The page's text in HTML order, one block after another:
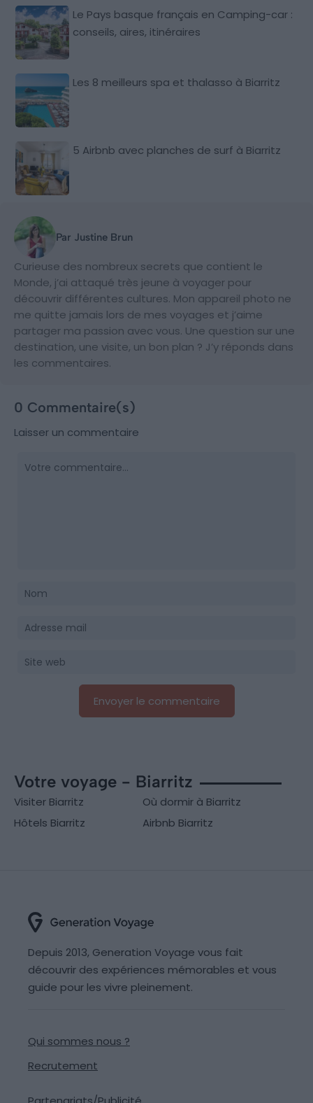
Le Pays basque français en Camping-car :
conseils, aires, itinéraires
Les 8 meilleurs spa et thalasso à Biarritz
5 Airbnb avec planches de surf à Biarritz
Par Justine Brun
Curieuse des nombreux secrets que contient le
Monde, j’ai attaqué très jeune à voyager pour
découvrir différentes cultures. Mon appareil photo ne
me quitte jamais lors de mes voyages et j’aime
partager ma passion avec vous. Une question sur une
destination, une visite, un bon plan ? J’y réponds dans
les commentaires.
0 Commentaire(s)
Laisser un commentaire
Votre voyage - Biarritz
Visiter Biarritz
Où dormir à Biarritz
Hôtels Biarritz
Airbnb Biarritz
Depuis 2013, Generation Voyage vous fait
découvrir des expériences mémorables et vous
guide pour les vivre pleinement.
Qui sommes nous ?
Recrutement